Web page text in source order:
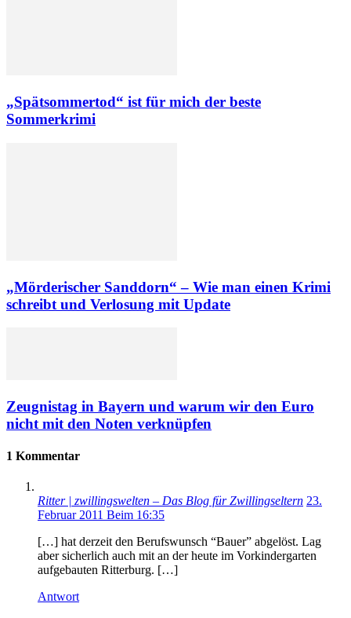
„Spätsommertod“ ist für mich der beste
Sommerkrimi
„Mörderischer Sanddorn“ – Wie man einen Krimi
schreibt und Verlosung mit Update
Zeugnistag in Bayern und warum wir den Euro
nicht mit den Noten verknüpfen
1 Kommentar
Ritter | zwillingswelten – Das Blog für Zwillingseltern 23.
Februar 2011 Beim 16:35
[…] hat derzeit den Berufswunsch “Bauer” abgelöst. Lag
aber sicherlich auch mit an der heute im Vorkindergarten
aufgebauten Ritterburg. […]
Antwort